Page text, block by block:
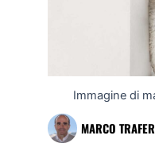
Immagine di
MARCO